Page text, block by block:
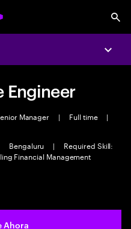
Engineer
Manager | Full time
|
Bengaluru |
Required Skill:
Financial Management
Ahora